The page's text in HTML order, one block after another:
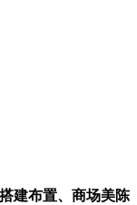
建布置、商场美陈